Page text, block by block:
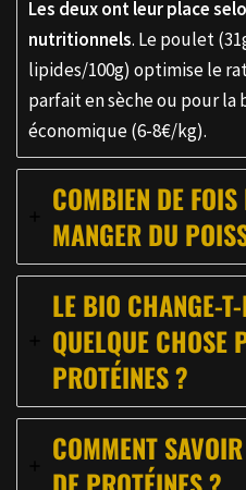
Les deux ont leur place
nutritionnels. Le poulet
lipides/100g) optimise le
parfait en sèche ou pour la
économique (6-8€/kg).
COMBIEN DE
MANGER DU
LE BIO CHANGE-
QUELQUE CHOSE
PROTÉINES ?
COMMENT